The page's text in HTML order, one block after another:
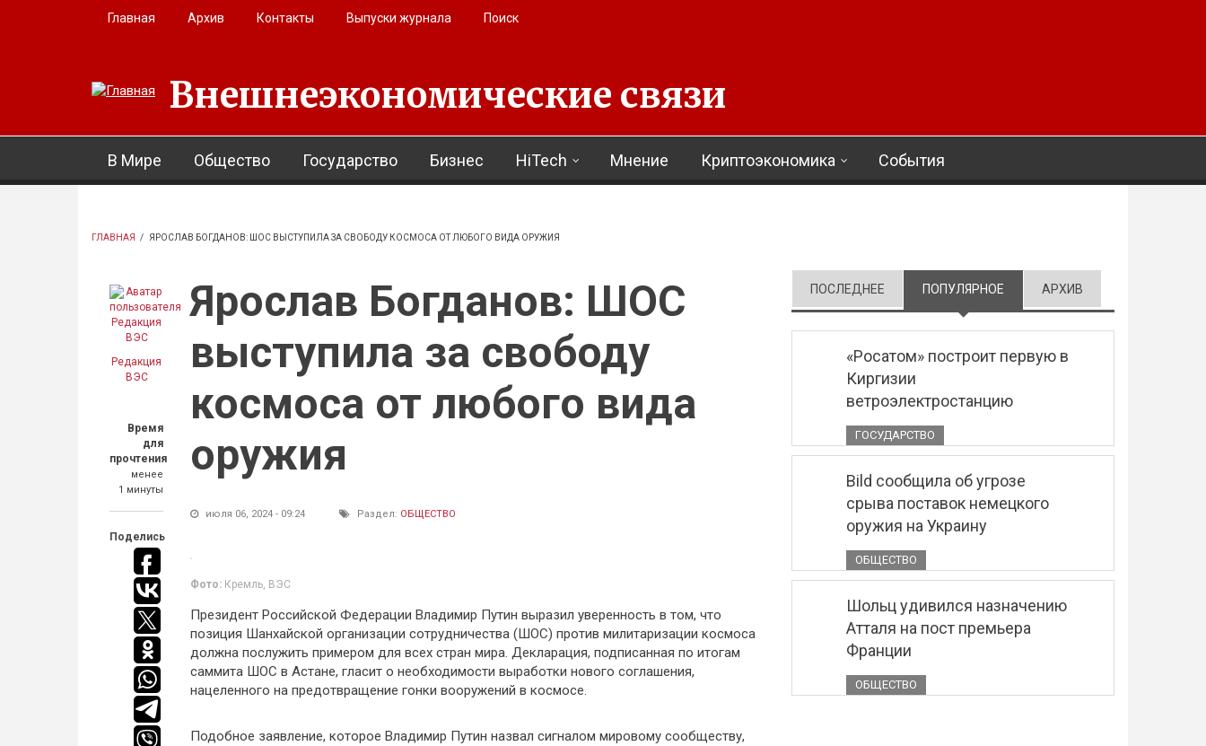
Перейти к основному содержанию
Главная Архив Контакты Выпуски журнала Поиск
Внешнеэкономические связи
В Мире Общество Государство Бизнес HiTech Мнение Криптоэкономика События
ГЛАВНАЯ / ЯРОСЛАВ БОГДАНОВ: ШОС ВЫСТУПИЛА ЗА СВОБОДУ КОСМОСА ОТ ЛЮБОГО ВИДА ОРУЖИЯ
Редакция
ВЭС
Время
для
прочтения
менее
1 минуты
Поделись
Ярослав Богданов: ШОС
выступила за свободу
космоса от любого вида
оружия
июля 06, 2024 - 09:24 Раздел: ОБЩЕСТВО
Фото: Кремль, ВЭС
Президент Российской Федерации Владимир Путин выразил уверенность в том, что
позиция Шанхайской организации сотрудничества (ШОС) против милитаризации космоса
должна послужить примером для всех стран мира. Декларация, подписанная по итогам
саммита ШОС в Астане, гласит о необходимости выработки нового соглашения,
нацеленного на предотвращение гонки вооружений в космосе.
Подобное заявление, которое Владимир Путин назвал сигналом мировому сообществу,
ПОСЛЕДНЕЕ ПОПУЛЯРНОЕ (АКТИВНАЯ ВКЛАДКА)
АРХИВ
«Росатом» построит первую в
Киргизии
ветроэлектростанцию
ГОСУДАРСТВО
Bild сообщила об угрозе
срыва поставок немецкого
оружия на Украину
ОБЩЕСТВО
Шольц удивился назначению
Атталя на пост премьера
Франции
ОБЩЕСТВО